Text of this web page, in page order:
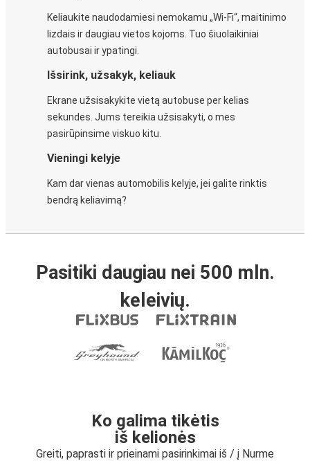
Keliaukite naudodamiesi nemokamu „Wi-Fi“, maitinimo
lizdais ir daugiau vietos kojoms. Tuo šiuolaikiniai
autobusai ir ypatingi.
Išsirink, užsakyk, keliauk
Ekrane užsisakykite vietą autobuse per kelias
sekundes. Jums tereikia užsisakyti, o mes
pasirūpinsime viskuo kitu.
Vieningi kelyje
Kam dar vienas automobilis kelyje, jei galite rinktis
bendrą keliavimą?
Pasitiki daugiau nei 500 mln.
keleivių.
Ko galima tikėtis
iš kelionės
Greiti, paprasti ir prieinami pasirinkimai iš / į Nurme